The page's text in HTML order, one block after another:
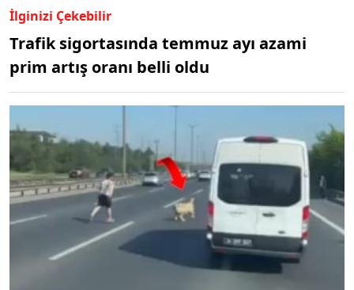
İlginizi Çekebilir
Trafik sigortasında temmuz ayı azami
prim artış oranı belli oldu